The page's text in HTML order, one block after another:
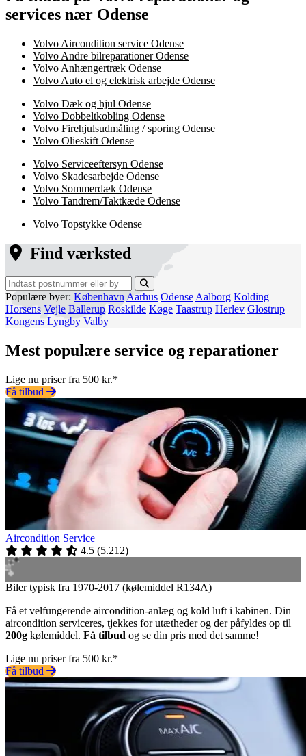
services nær Odense
Volvo Aircondition service Odense
Volvo Andre bilreparationer Odense
Volvo Anhængertræk Odense
Volvo Auto el og elektrisk arbejde Odense
Volvo Dæk og hjul Odense
Volvo Dobbeltkobling Odense
Volvo Firehjulsudmåling / sporing Odense
Volvo Olieskift Odense
Volvo Serviceeftersyn Odense
Volvo Skadesarbejde Odense
Volvo Sommerdæk Odense
Volvo Tandrem/Taktkæde Odense
Volvo Topstykke Odense
Find værksted
Populære byer: København Aarhus Odense Aalborg Kolding
Horsens Vejle Ballerup Roskilde Køge Taastrup Herlev Glostrup
Kongens Lyngby Valby
Mest populære service og reparationer
Lige nu priser fra 500 kr.*
Få tilbud
Aircondition Service
4.5 (5.212)
Biler typisk fra 1970-2017 (kølemiddel R134A)
Få et velfungerende aircondition-anlæg og kold luft i kabinen. Din
aircondition serviceres, tjekkes for utætheder og der påfyldes op til
200g kølemiddel. Få tilbud og se din pris med det samme!
Lige nu priser fra 500 kr.*
Få tilbud